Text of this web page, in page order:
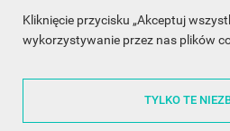
Kliknięcie przycisku „Akceptuj
wykorzystywanie przez nas plików
TYLKO TE
WSPÓŁPRACA
ŚLEDŹ NAS NA FACEBOOKU